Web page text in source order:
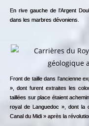
En rive gauche de l’Argent
dans les marbres dévoniens.
Front de taille dans l’ancienne
», dont furent extraites les
taillées sur place étaient
royal de Languedoc », dont la
Canal du Midi » après la